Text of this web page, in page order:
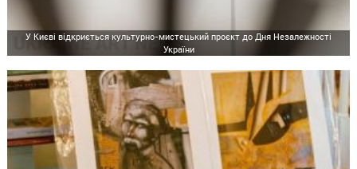
У Києві відкриється культурно-мистецький проєкт до Дня Незалежності
України